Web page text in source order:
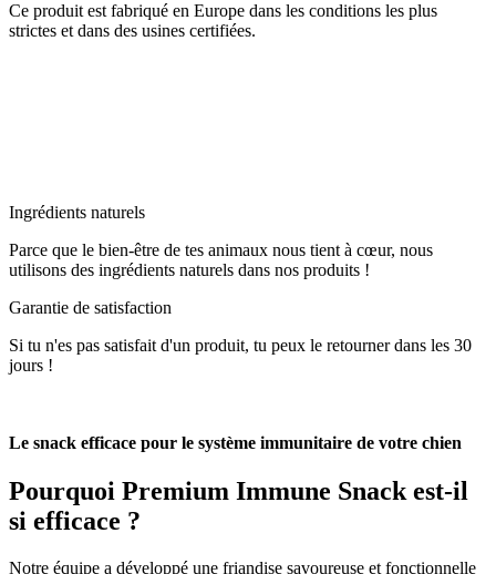
Ce produit est fabriqué en Europe dans les conditions les plus
strictes et dans des usines certifiées.
Ingrédients naturels
Parce que le bien-être de tes animaux nous tient à cœur, nous
utilisons des ingrédients naturels dans nos produits !
Garantie de satisfaction
Si tu n'es pas satisfait d'un produit, tu peux le retourner dans les 30
jours !
Le snack efficace pour le système immunitaire de votre chien
Pourquoi Premium Immune Snack est-il
si efficace ?
Notre équipe a développé une friandise savoureuse et fonctionnelle